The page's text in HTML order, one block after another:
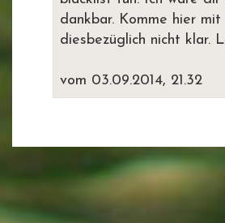
dankbar. Komme hier
diesbezüglich nicht klar.
vom 03.09.2014, 21.32